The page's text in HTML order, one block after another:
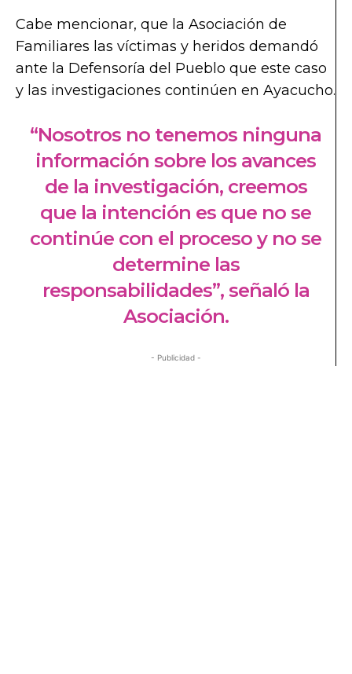
Cabe mencionar, que la Asociación de
Familiares las víctimas y heridos demandó
ante la Defensoría del Pueblo que este caso
y las investigaciones continúen en Ayacucho.
“Nosotros no tenemos ninguna
información sobre los avances
de la investigación, creemos
que la intención es que no se
continúe con el proceso y no se
determine las
responsabilidades”, señaló la
Asociación.
- Publicidad -